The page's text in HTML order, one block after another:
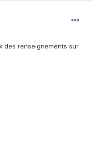
des renseignements sur